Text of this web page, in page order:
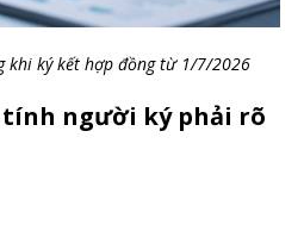
khi ký kết hợp đồng từ 1/7/2026
tính người ký phải rõ